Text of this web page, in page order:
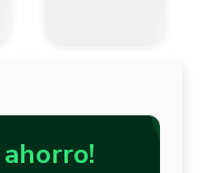
ahorro!